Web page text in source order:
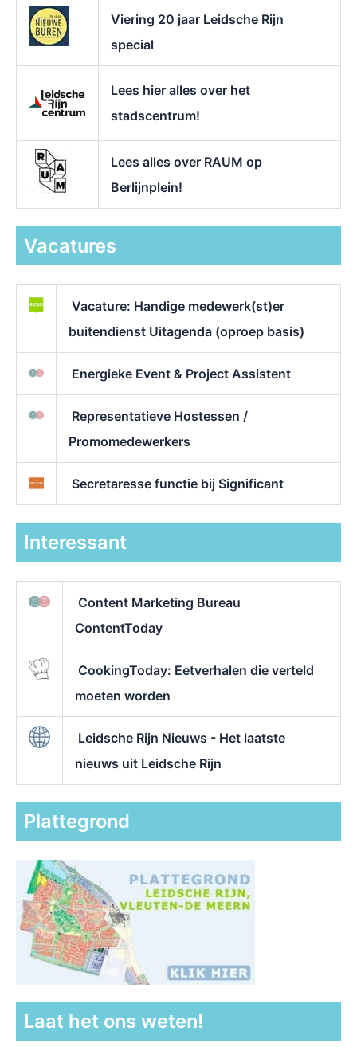
Viering 20 jaar Leidsche Rijn
special
Lees hier alles over het
stadscentrum!
Lees alles over RAUM op
Berlijnplein!
Vacatures
Vacature: Handige medewerk(st)er
buitendienst Uitagenda (oproep basis)
Energieke Event & Project Assistent
Representatieve Hostessen /
Promomedewerkers
Secretaresse functie bij Significant
Interessant
Content Marketing Bureau
ContentToday
CookingToday: Eetverhalen die verteld
moeten worden
Leidsche Rijn Nieuws - Het laatste
nieuws uit Leidsche Rijn
Plattegrond
Laat het ons weten!